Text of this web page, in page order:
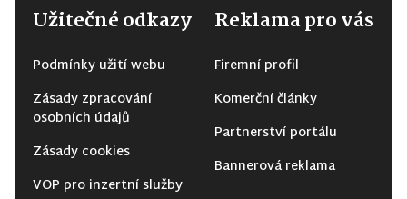
Užitečné odkazy
Podmínky užití webu
Zásady zpracování
osobních údajů
Zásady cookies
VOP pro inzertní služby
Reklama pro vás
Firemní profil
Komerční články
Partnerství portálu
Bannerová reklama